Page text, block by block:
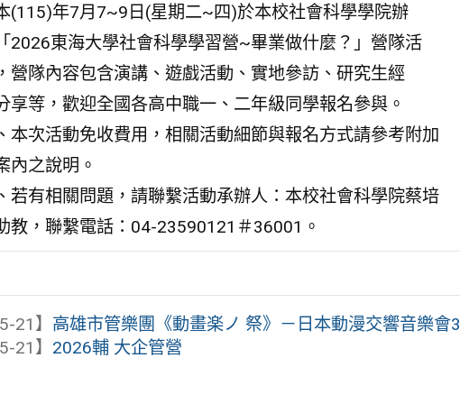
(115)年7月7~9日(星期二~四)於本校社會科學學院辦
2026東海大學社會科學學習營~畢業做什麼？」營隊活
營隊內容包含演講、遊戲活動、實地參訪、研究生經
享等，歡迎全國各高中職一、二年級同學報名參與。
本次活動免收費用，相關活動細節與報名方式請參考附加
內之說明。
若有相關問題，請聯繫活動承辦人：本校社會科學院蔡培
教，聯繫電話：04-23590121＃36001。
21】 高雄市管樂團《動畫楽ノ 祭》－日本動漫交響音樂會3
21】 2026輔 大企管營